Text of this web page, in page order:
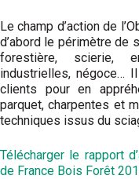
Le champ d’action de
d’abord le périmètre de
forestière, scierie,
industrielles, négoce…
clients pour en
parquet, charpentes et
techniques issus du
Télécharger le rapport
de France Bois Forêt